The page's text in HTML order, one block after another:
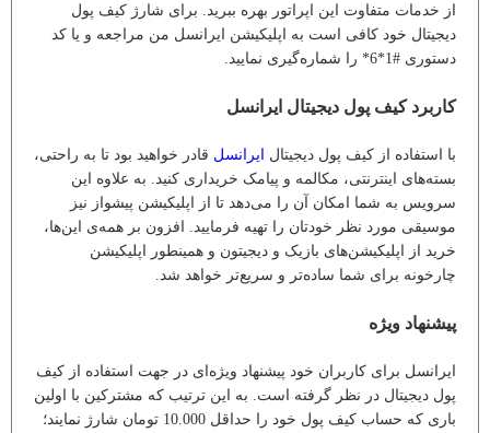
از خدمات متفاوت این اپراتور بهره ببرید. برای شارژ کیف پول
دیجیتال خود کافی است به اپلیکیشن ایرانسل من مراجعه و یا کد
دستوری #1*6* را شماره‌گیری نمایید.
کاربرد کیف پول دیجیتال ایرانسل
با استفاده از کیف پول دیجیتال ایرانسل قادر خواهید بود تا به راحتی،
بسته‌های اینترنتی، مکالمه و پیامک خریداری کنید. به علاوه این
سرویس به شما امکان آن را می‌دهد تا از اپلیکیشن پیشواز نیز
موسیقی مورد نظر خودتان را تهیه فرمایید. افزون بر همه‌ی این‌ها،
خرید از اپلیکیشن‌های بازیک و دیجیتون و همینطور اپلیکیشن
چارخونه برای شما ساده‌تر و سریع‌تر خواهد شد.
پیشنهاد ویژه
ایرانسل برای کاربران خود پیشنهاد ویژه‌ای در جهت استفاده از کیف
پول دیجیتال در نظر گرفته است. به این ترتیب که مشترکین با اولین
باری که حساب کیف پول خود را حداقل 10.000 تومان شارژ نمایند؛